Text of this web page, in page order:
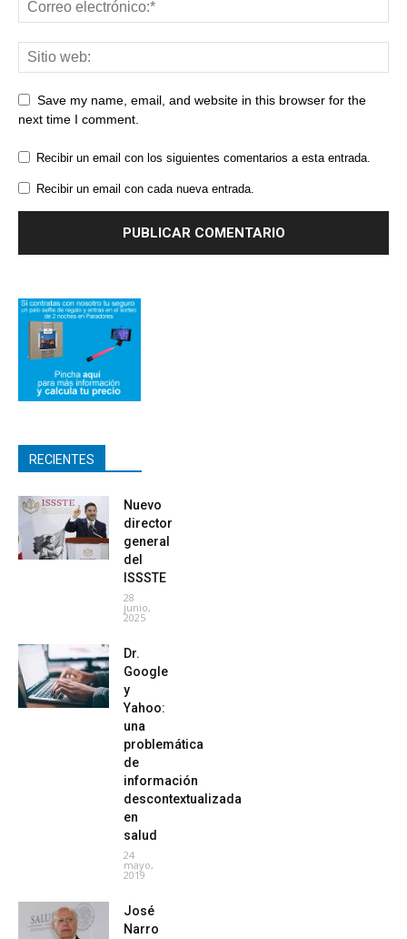
Save my name, email, and website in this browser for the
next time I comment.
Recibir un email con los siguientes comentarios a esta entrada.
Recibir un email con cada nueva entrada.
RECIENTES
Nuevo
director
general
del
ISSSTE
28
junio,
2025
Dr.
Google
y
Yahoo:
una
problemática
de
información
descontextualizada
en
salud
24
mayo,
2019
José
Narro